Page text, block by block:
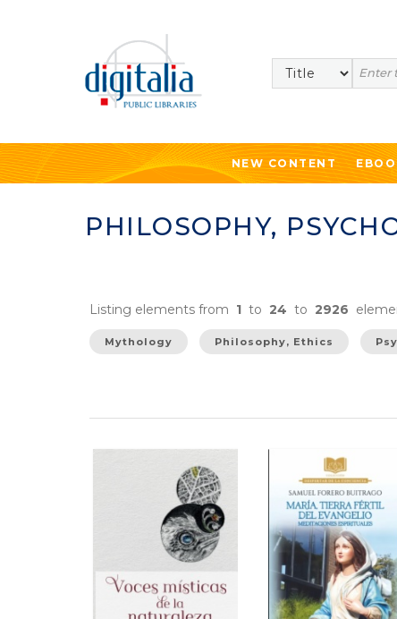
Search
NEW CONTENT
PHILOSOPHY,
Listing elements from 1 to 24 to 2926
Mythology Philosophy, Ethics